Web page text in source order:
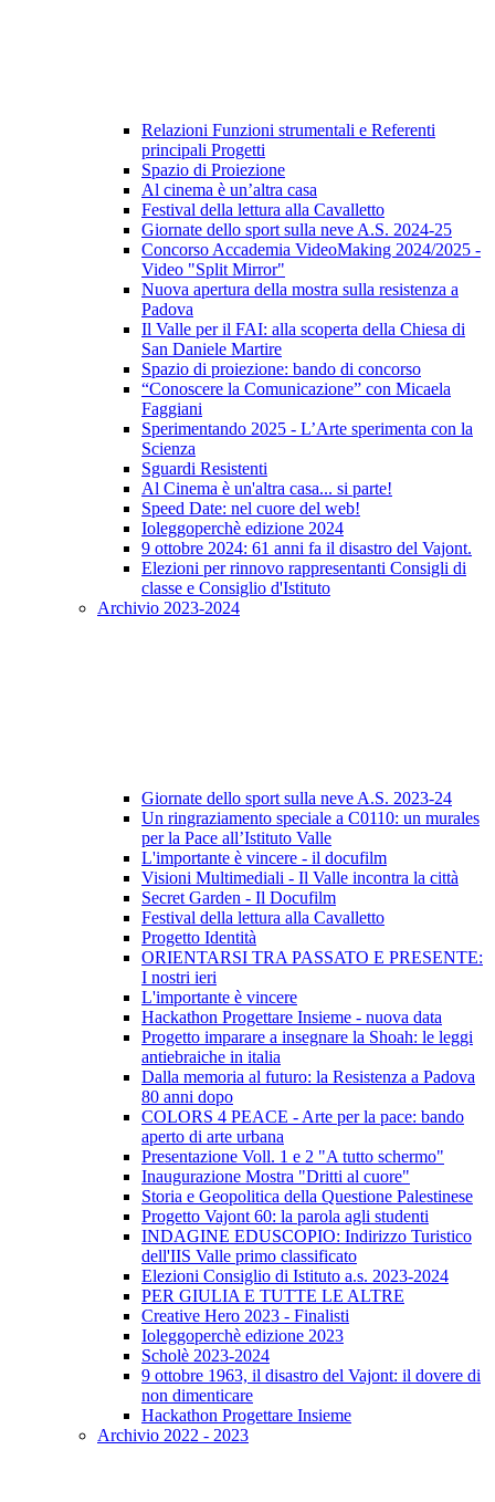
Relazioni Funzioni strumentali e Referenti
principali Progetti
Spazio di Proiezione
Al cinema è un’altra casa
Festival della lettura alla Cavalletto
Giornate dello sport sulla neve A.S. 2024-25
Concorso Accademia VideoMaking 2024/2025 -
Video "Split Mirror"
Nuova apertura della mostra sulla resistenza a
Padova
Il Valle per il FAI: alla scoperta della Chiesa di
San Daniele Martire
Spazio di proiezione: bando di concorso
“Conoscere la Comunicazione” con Micaela
Faggiani
Sperimentando 2025 - L’Arte sperimenta con la
Scienza
Sguardi Resistenti
Al Cinema è un'altra casa... si parte!
Speed Date: nel cuore del web!
Ioleggoperchè edizione 2024
9 ottobre 2024: 61 anni fa il disastro del Vajont.
Elezioni per rinnovo rappresentanti Consigli di
classe e Consiglio d'Istituto
Archivio 2023-2024
Giornate dello sport sulla neve A.S. 2023-24
Un ringraziamento speciale a C0110: un murales
per la Pace all’Istituto Valle
L'importante è vincere - il docufilm
Visioni Multimediali - Il Valle incontra la città
Secret Garden - Il Docufilm
Festival della lettura alla Cavalletto
Progetto Identità
ORIENTARSI TRA PASSATO E PRESENTE:
I nostri ieri
L'importante è vincere
Hackathon Progettare Insieme - nuova data
Progetto imparare a insegnare la Shoah: le leggi
antiebraiche in italia
Dalla memoria al futuro: la Resistenza a Padova
80 anni dopo
COLORS 4 PEACE - Arte per la pace: bando
aperto di arte urbana
Presentazione Voll. 1 e 2 "A tutto schermo"
Inaugurazione Mostra "Dritti al cuore"
Storia e Geopolitica della Questione Palestinese
Progetto Vajont 60: la parola agli studenti
INDAGINE EDUSCOPIO: Indirizzo Turistico
dell'IIS Valle primo classificato
Elezioni Consiglio di Istituto a.s. 2023-2024
PER GIULIA E TUTTE LE ALTRE
Creative Hero 2023 - Finalisti
Ioleggoperchè edizione 2023
Scholè 2023-2024
9 ottobre 1963, il disastro del Vajont: il dovere di
non dimenticare
Hackathon Progettare Insieme
Archivio 2022 - 2023